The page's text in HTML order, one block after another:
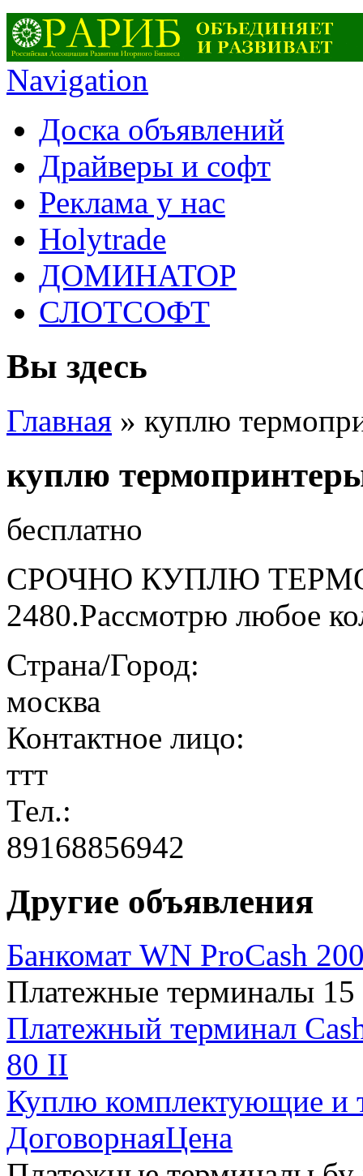
Navigation
Доска объявлений
Драйверы и софт
Реклама у нас
Holytrade
ДОМИНАТОР
СЛОТСОФТ
Вы здесь
Главная » куплю
куплю
бесплатно
СРОЧНО КУПЛЮ
2480.Рассмотрю любое
Страна/Город:
москва
Контактное лицо:
ттт
Тел.:
89168856942
Другие объявления
Банкомат WN ProCash
Платежные терминалы
Платежный терминал
80 II
Куплю комплектующие и
ДоговорнаяЦена